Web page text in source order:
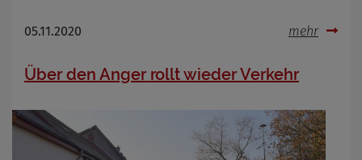
05.11.2020 mehr
Über den Anger rollt wieder Verkehr